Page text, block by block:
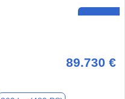
89.730 €